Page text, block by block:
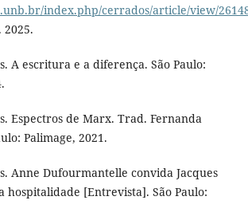
index.php/cerrados/article/view/
2025.
A escritura e a diferença. São Paulo:
Espectros de Marx. Trad. Fernanda
Palimage, 2021.
Anne Dufourmantelle convida Jacques
hospitalidade [Entrevista]. São Paulo: